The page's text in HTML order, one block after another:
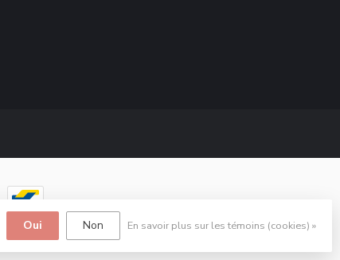
Oui Non En savoir plus sur les témoins (cookies) »